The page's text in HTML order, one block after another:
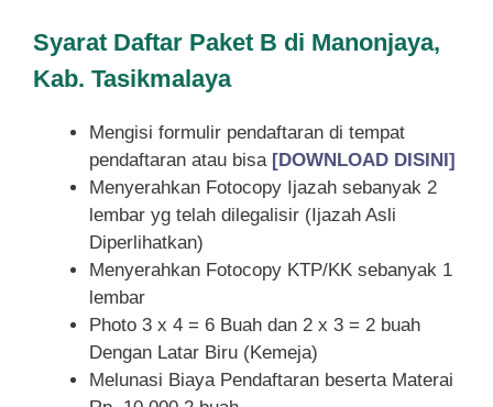
Syarat Daftar Paket B di Manonjaya,
Kab. Tasikmalaya
Mengisi formulir pendaftaran di tempat
pendaftaran atau bisa [DOWNLOAD DISINI]
Menyerahkan Fotocopy Ijazah sebanyak 2
lembar yg telah dilegalisir (Ijazah Asli
Diperlihatkan)
Menyerahkan Fotocopy KTP/KK sebanyak 1
lembar
Photo 3 x 4 = 6 Buah dan 2 x 3 = 2 buah
Dengan Latar Biru (Kemeja)
Melunasi Biaya Pendaftaran beserta Materai